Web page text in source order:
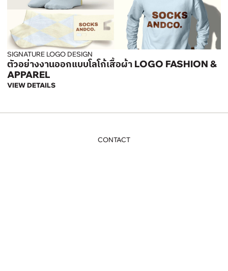
SIGNATURE LOGO DESIGN
ตัวอย่างงานออกแบบโลโก้เสื้อผ้า LOGO FASHION &
APPAREL
VIEW DETAILS
CONTACT